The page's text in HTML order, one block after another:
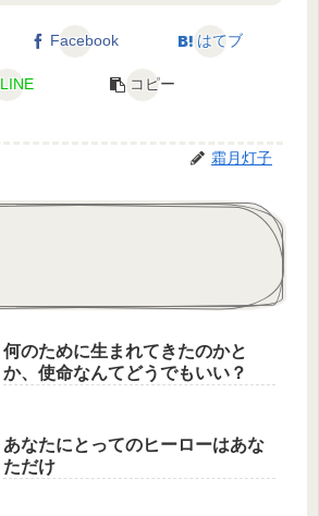
Facebook はてブ
LINE コピー
霜月灯子
何のために生まれてきたのかと
か、使命なんてどうでもいい？
あなたにとってのヒーローはあな
ただけ